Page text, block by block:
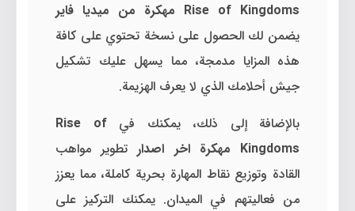
Rise of Kingdoms مهكرة من ميديا فاير
يضمن لك الحصول على نسخة تحتوي على كافة
هذه المزايا مدمجة، مما يسهل عليك تشكيل
جيش أحلامك الذي لا يعرف الهزيمة.
بالإضافة إلى ذلك، يمكنك فيRise of
Kingdoms مهكرة اخر اصدار
تطوير مواهب
القادة وتوزيع نقاط المهارة بحرية كاملة، مما يعزز
من فعاليتهم في الميدان. يمكنك التركيز على